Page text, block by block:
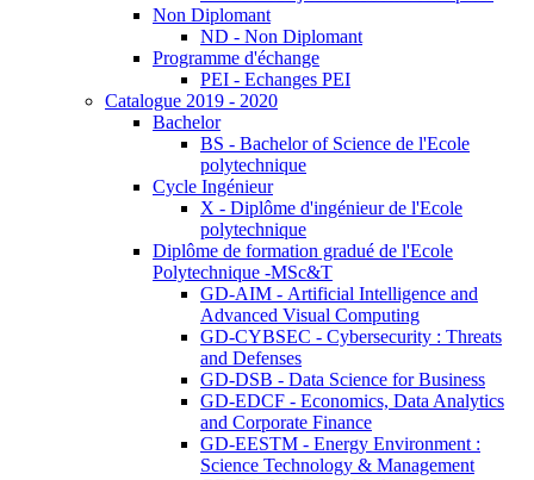
Non Diplomant
ND - Non Diplomant
Programme d'échange
PEI - Echanges PEI
Catalogue 2019 - 2020
Bachelor
BS - Bachelor of Science de l'Ecole
polytechnique
Cycle Ingénieur
X - Diplôme d'ingénieur de l'Ecole
polytechnique
Diplôme de formation gradué de l'Ecole
Polytechnique -MSc&T
GD-AIM - Artificial Intelligence and
Advanced Visual Computing
GD-CYBSEC - Cybersecurity : Threats
and Defenses
GD-DSB - Data Science for Business
GD-EDCF - Economics, Data Analytics
and Corporate Finance
GD-EESTM - Energy Environment :
Science Technology & Management